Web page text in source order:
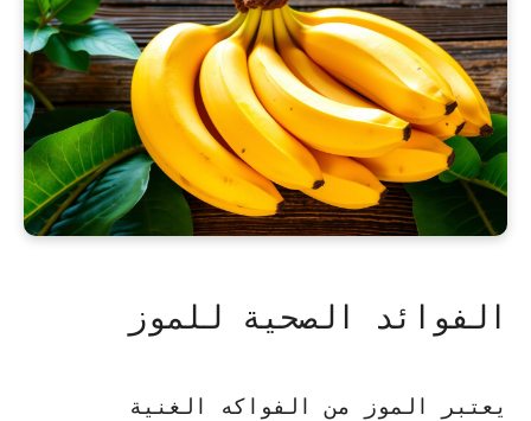
الفوائد الصحية للموز
يعتبر الموز من الفواكه الغنية